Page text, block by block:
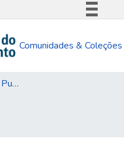
Comunica BR
Comunidades & Coleções
Navegar por Revistas e Publicações Seriadas